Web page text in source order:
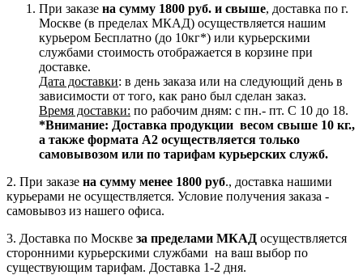
При заказе на сумму 1800 руб. и свыше, доставка по г.
Москве (в пределах МКАД) осуществляется нашим
курьером Бесплатно (до 10кг*) или курьерскими
службами стоимость отображается в корзине при
доставке.
Дата доставки: в день заказа или на следующий день в
зависимости от того, как рано был сделан заказ.
Время доставки: по рабочим дням: с пн.- пт. С 10 до 18.
*Внимание: Доставка продукции весом свыше 10 кг.,
а также формата А2 осуществляется только
самовывозом или по тарифам курьерских служб.
2. При заказе на сумму менее 1800 руб., доставка нашими
курьерами не осуществляется. Условие получения заказа -
самовывоз из нашего офиса.
3. Доставка по Москве за пределами МКАД осуществляется
сторонними курьерскими службами на ваш выбор по
существующим тарифам. Доставка 1-2 дня.